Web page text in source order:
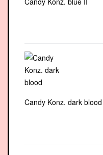
Candy Konz. dark blood